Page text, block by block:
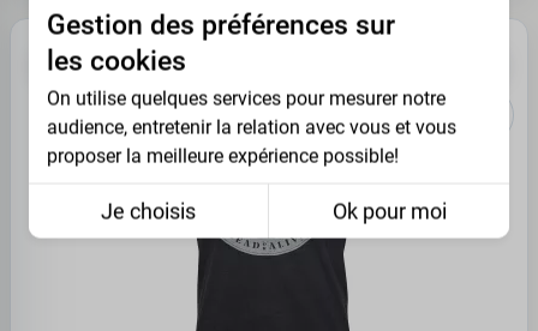
OUTLET
Gestion des préférences sur
les cookies
On utilise quelques services pour mesurer notre
audience, entretenir la relation avec vous et vous
proposer la meilleure expérience possible!
Je choisis Ok pour moi